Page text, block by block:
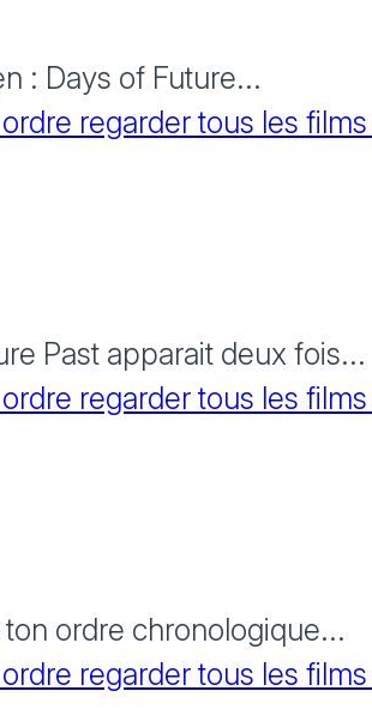
: Days of Future...
regarder tous les
Past apparait deux fois...
regarder tous les
ordre chronologique...
regarder tous les